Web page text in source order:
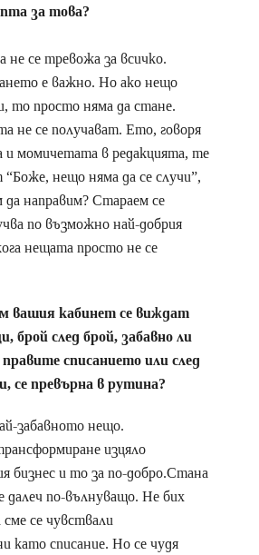
за това?
се тревожа за всичко.
е важно. Но ако нещо
то просто няма да стане.
не се получават. Ето, говоря
и момичетата в редакцията, те
нещо няма да се случи”,
направим? Стараем се
по възможно най-добрия
нещата просто не се
вашия кабинет се виждат
брой след брой, забавно ли
правите списанието или след
се превърна в рутина?
забавното нещо.
изцяло
бизнес и то за по-добро.Стана
далеч по-вълнуващо. Не бих
сме се чувствали
като списание. Но се чудя